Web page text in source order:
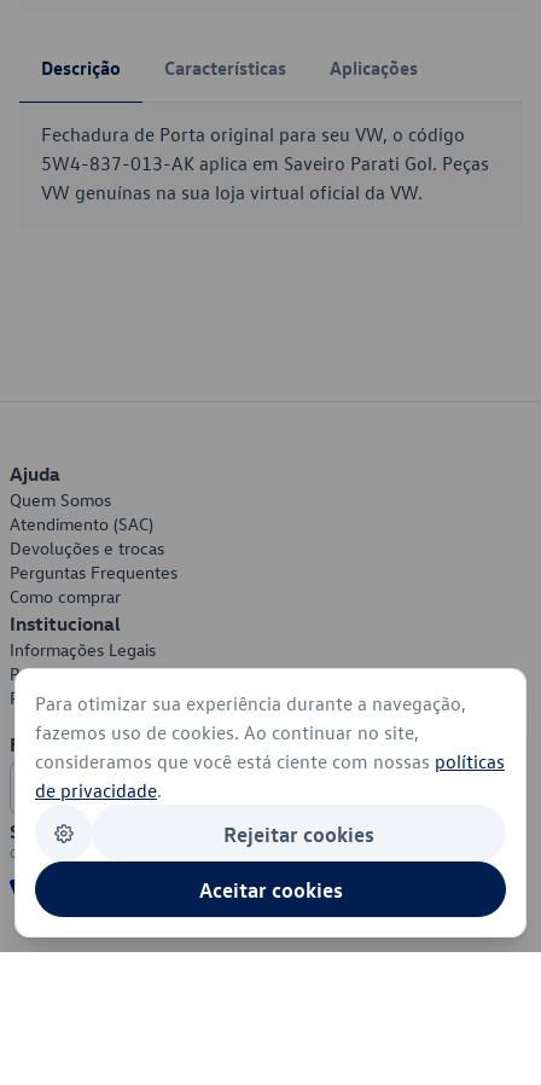
Descrição Características Aplicações
Fechadura de Porta original para seu VW, o código
5W4-837-013-AK aplica em Saveiro Parati Gol. Peças
VW genuínas na sua loja virtual oficial da VW.
Ajuda
Quem Somos
Atendimento (SAC)
Devoluções e trocas
Perguntas Frequentes
Como comprar
Institucional
Informações Legais
Política de Privacidade
Política de Cookies
Formas de Pagamento
Segurança
Para otimizar sua experiência durante a navegação,
fazemos uso de cookies. Ao continuar no site,
consideramos que você está ciente com nossas políticas
de privacidade.
Rejeitar cookies
Aceitar cookies